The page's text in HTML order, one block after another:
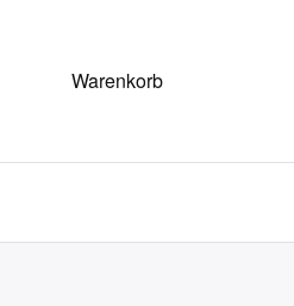
Warenkorb